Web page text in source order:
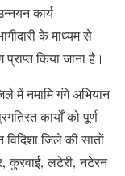
कार्य
के माध्यम से
किया जाना है।
में नमामि गंगे अभियान
कार्यों को पूर्ण
जिले की सातों
कुरवाई, लटेरी, नटेरन